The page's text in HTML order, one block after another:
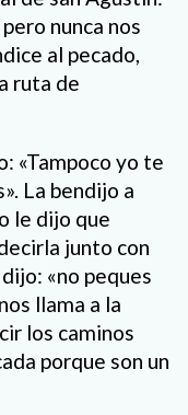
nunca nos
al pecado,
ruta de
«Tampoco yo te
La bendijo a
le dijo que
junto con
«no peques
llama a la
los caminos
porque son un